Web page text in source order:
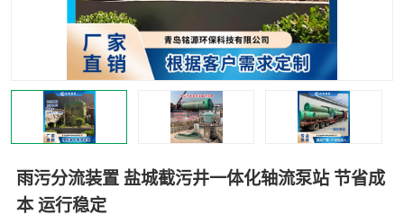
雨污分流装置 盐城截污井一体化轴流泵站 节省成
本 运行稳定
智能一体化灌溉泵房 一体化污水处理泵房
水面垃圾清理装置 浅层砂过滤装置
一体化泵闸 柔性截污
真空冲洗设备